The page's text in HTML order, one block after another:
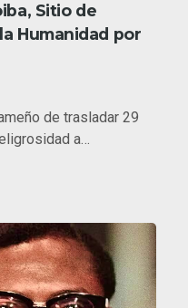
Sitio de
Humanidad por
de trasladar 29
a…